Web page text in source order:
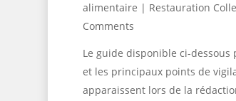
alimentaire | Restauration
Comments
Le guide disponible ci-dessous
et les principaux points de
apparaissent lors de la